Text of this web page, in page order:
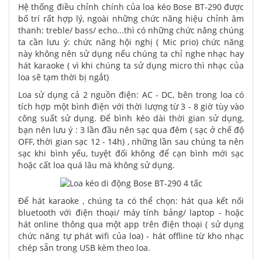
Hệ thống điều chỉnh chính của loa kéo Bose BT-290 được
bố trí rất hợp lý, ngoài những chức năng hiệu chỉnh âm
thanh: treble/ bass/ echo...thì có những chức năng chúng
ta cần lưu ý: chức năng hội nghị ( Mic prio) chức năng
này không nên sử dụng nếu chúng ta chỉ nghe nhạc hay
hát karaoke ( vì khi chúng ta sử dụng micro thì nhạc của
loa sẽ tạm thời bị ngắt)
Loa sử dụng cả 2 nguồn điện: AC - DC, bên trong loa có
tích hợp một bình điện với thời lượng từ 3 - 8 giờ tùy vào
công suất sử dụng. Để bình kéo dài thời gian sử dụng,
bạn nên lưu ý : 3 lần đầu nên sạc qua đêm ( sạc ở chế độ
OFF, thời gian sạc 12 - 14h) , những lần sau chúng ta nên
sạc khi bình yếu, tuyệt đối không để cạn bình mới sạc
hoặc cất loa quá lâu mà không sử dụng.
Để hát karaoke , chúng ta có thể chọn: hát qua kết nối
bluetooth với điện thoại/ máy tính bảng/ laptop - hoặc
hát online thông qua một app trên điện thoại ( sử dụng
chức năng tự phát wifi của loa) - hát offline từ kho nhạc
chép sẵn trong USB kèm theo loa.